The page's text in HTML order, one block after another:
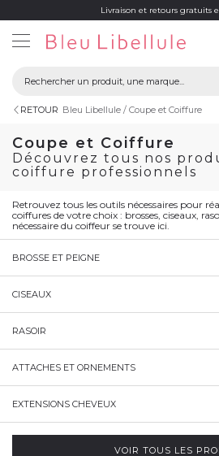
Livraison et retours gratuits
RETOUR Bleu Libellule Coupe et Coiffure
Coupe et Coiffure
Découvrez tous nos
coiffure professionnels
Retrouvez tous les outils nécessaires pour
coiffures de votre choix : brosses, ciseaux,
nécessaire du coiffeur se trouve ici.
BROSSE ET PEIGNE
CISEAUX
RASOIR
ATTACHES ET ORNEMENTS
EXTENSIONS CHEVEUX
VOIR TOUS LES